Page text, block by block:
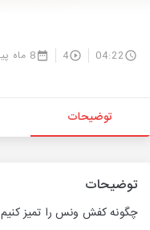
04:22
4 8 ماه پیش
توضیحات
توضیحات
چگونه کفش ونس را تمیز کنیم